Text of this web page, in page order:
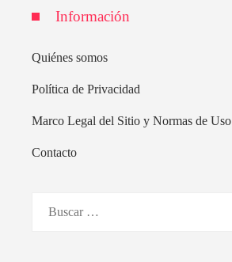
Información
Quiénes somos
Política de Privacidad
Marco Legal del Sitio y Normas de Uso
Contacto